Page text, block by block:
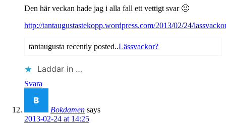
Den här veckan hade jag i alla fall ett vettigt svar 🙂
http://tantaugustastekopp.wordpress.com/2013/02/24/
tantaugusta recently posted..Lässvackor?
Laddar in …
Svara
Bokdamen says
2013-02-24 at 14:25